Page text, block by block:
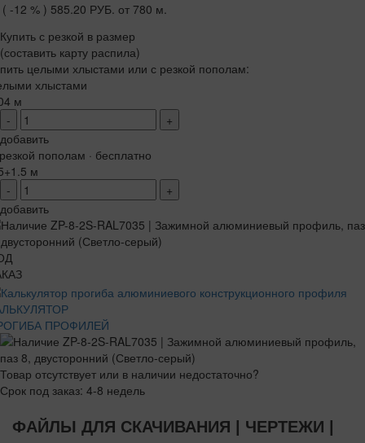
( -12 % ) 585.20 РУБ. от 780 м.
Купить с резкой в размер
(составить карту распила)
целыми хлыстами или с резкой пополам:
хлыстами
м
-
+
добавить
пополам · бесплатно
м
-
+
добавить
ПРОФИЛЕЙ
Товар отсутствует или в наличии недостаточно?
Срок под заказ: 4-8 недель
ФАЙЛЫ ДЛЯ СКАЧИВАНИЯ | ЧЕРТЕЖИ |